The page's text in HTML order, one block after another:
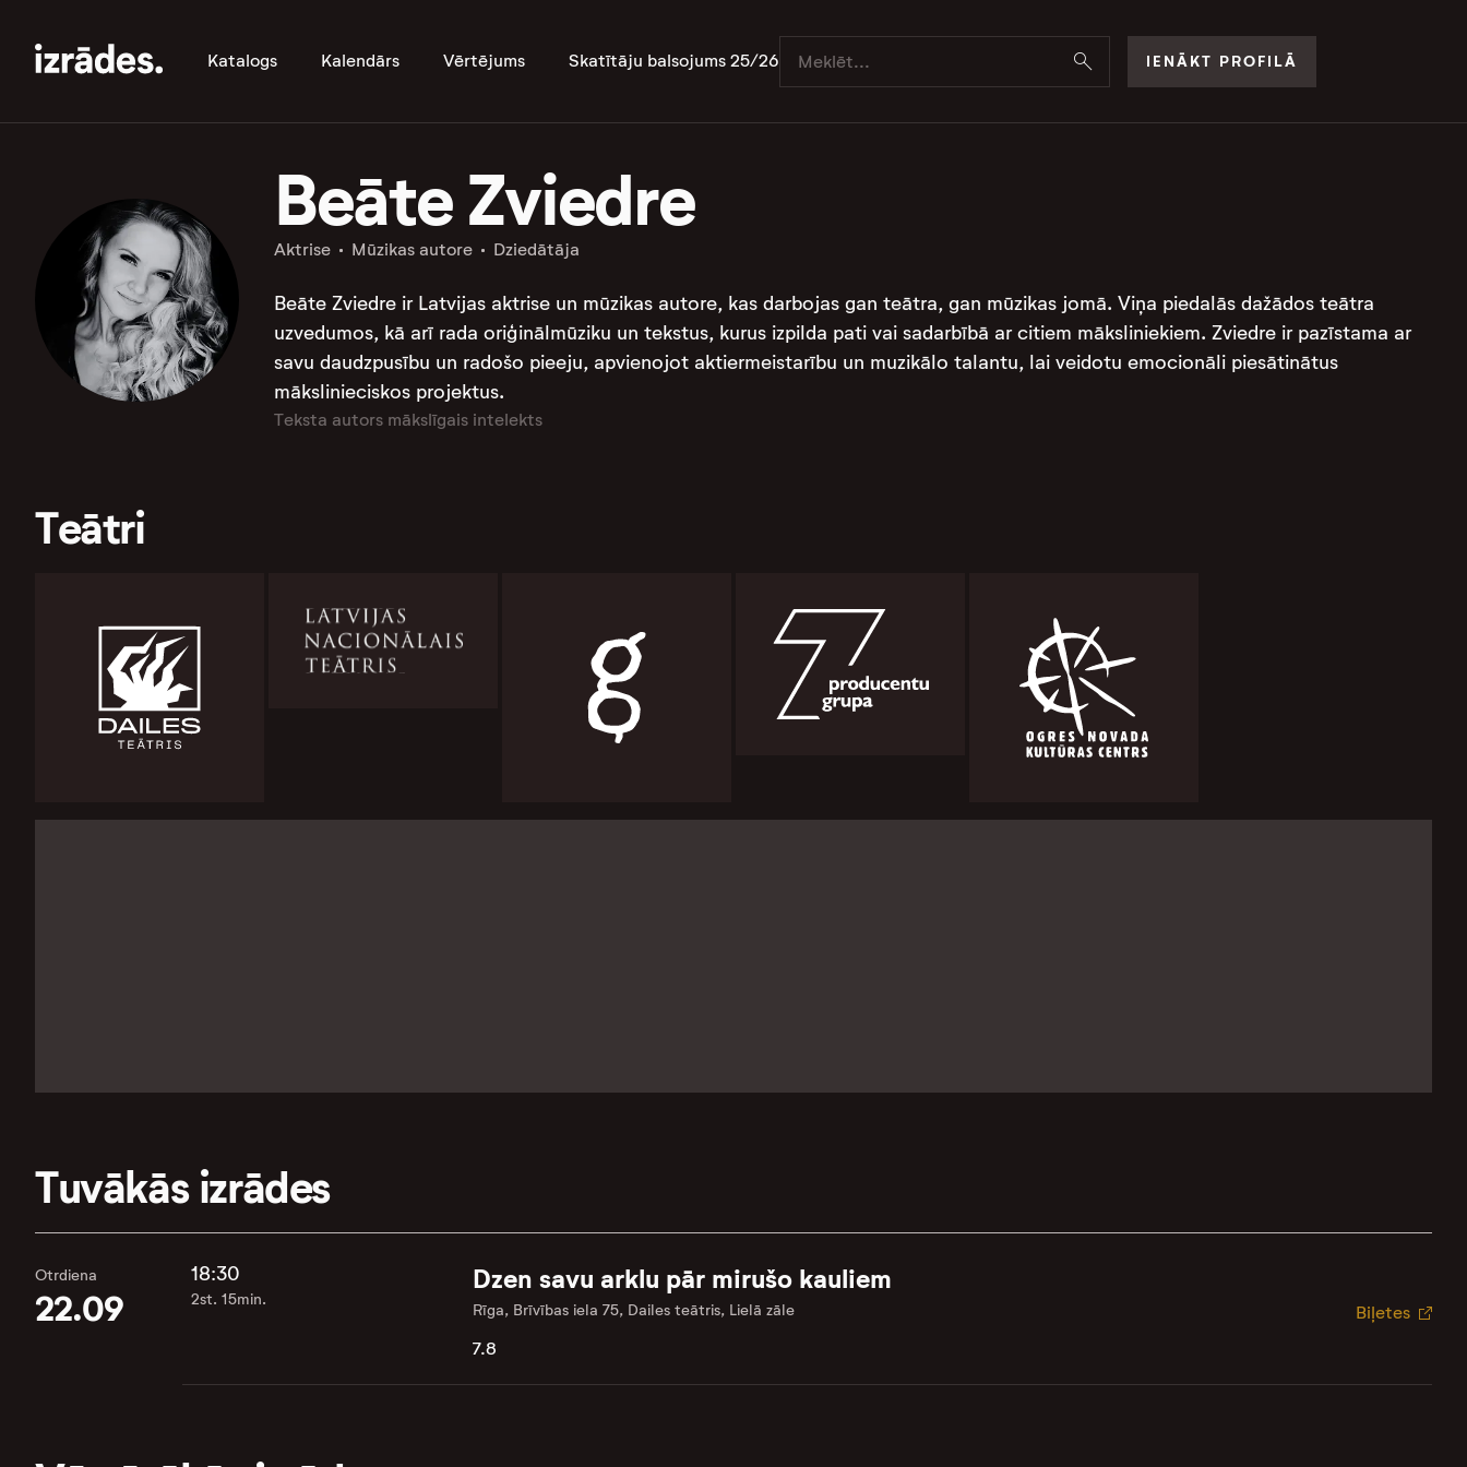
Katalogs Kalendārs Vērtējums Skatītāju balsojums 25/26 IENĀKT PROFILĀ
Beāte Zviedre
Aktrise Mūzikas autore Dziedātāja
Beāte Zviedre ir Latvijas aktrise un mūzikas autore, kas darbojas gan teātra, gan mūzikas jomā. Viņa piedalās dažādos teātra
uzvedumos, kā arī rada oriģinālmūziku un tekstus, kurus izpilda pati vai sadarbībā ar citiem māksliniekiem. Zviedre ir pazīstama ar
savu daudzpusību un radošo pieeju, apvienojot aktiermeistarību un muzikālo talantu, lai veidotu emocionāli piesātinātus
mākslinieciskos projektus.
Teksta autors mākslīgais intelekts
Teātri
Tuvākās izrādes
Otrdiena
22.09
18:30
2st. 15min.
Dzen savu arklu pār mirušo kauliem
Rīga, Brīvības iela 75, Dailes teātris, Lielā zāle
7.8
Biļetes